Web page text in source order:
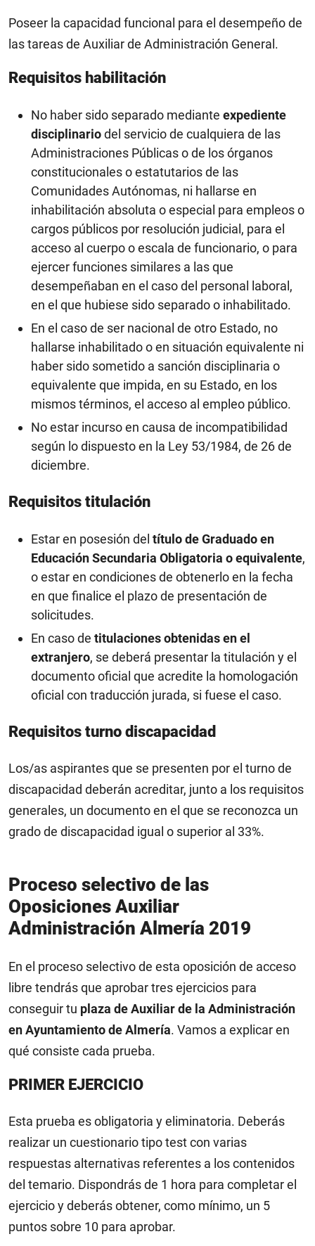
Poseer la capacidad funcional para el desempeño de
las tareas de Auxiliar de Administración General.
Requisitos habilitación
No haber sido separado mediante expediente
disciplinariodel servicio de cualquiera de las
Administraciones Públicas o de los órganos
constitucionales o estatutarios de las
Comunidades Autónomas, ni hallarse en
inhabilitación absoluta o especial para empleos o
cargos públicos por resolución judicial, para el
acceso al cuerpo o escala de funcionario, o para
ejercer funciones similares a las que
desempeñaban en el caso del personal laboral,
en el que hubiese sido separado o inhabilitado.
En el caso de ser nacional de otro Estado, no
hallarse inhabilitado o en situación equivalente ni
haber sido sometido a sanción disciplinaria o
equivalente que impida, en su Estado, en los
mismos términos, el acceso al empleo público.
No estar incurso en causa de incompatibilidad
según lo dispuesto en la Ley 53/1984, de 26 de
diciembre.
Requisitos titulación
Estar en posesión del título de Graduado en
Educación Secundaria Obligatoria o equivalente,
o estar en condiciones de obtenerlo en la fecha
en que finalice el plazo de presentación de
solicitudes.
En caso de titulaciones obtenidas en el
extranjero, se deberá presentar la titulación y el
documento oficial que acredite la homologación
oficial con traducción jurada, si fuese el caso.
Requisitos turno discapacidad
Los/as aspirantes que se presenten por el turno de
discapacidad deberán acreditar, junto a los requisitos
generales, un documento en el que se reconozca un
grado de discapacidad igual o superior al 33%.
Proceso selectivo de las
Oposiciones Auxiliar
Administración Almería 2019
En el proceso selectivo de esta oposición de acceso
libre tendrás que aprobar tres ejercicios para
conseguir tu plaza de Auxiliar de la Administración
en Ayuntamiento de Almería. Vamos a explicar en
qué consiste cada prueba.
PRIMER EJERCICIO
Esta prueba es obligatoria y eliminatoria. Deberás
realizar un cuestionario tipo test con varias
respuestas alternativas referentes a los contenidos
del temario. Dispondrás de 1 hora para completar el
ejercicio y deberás obtener, como mínimo, un 5
puntos sobre 10 para aprobar.